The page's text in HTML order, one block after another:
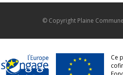
© Copyright Plaine Commune
Ce